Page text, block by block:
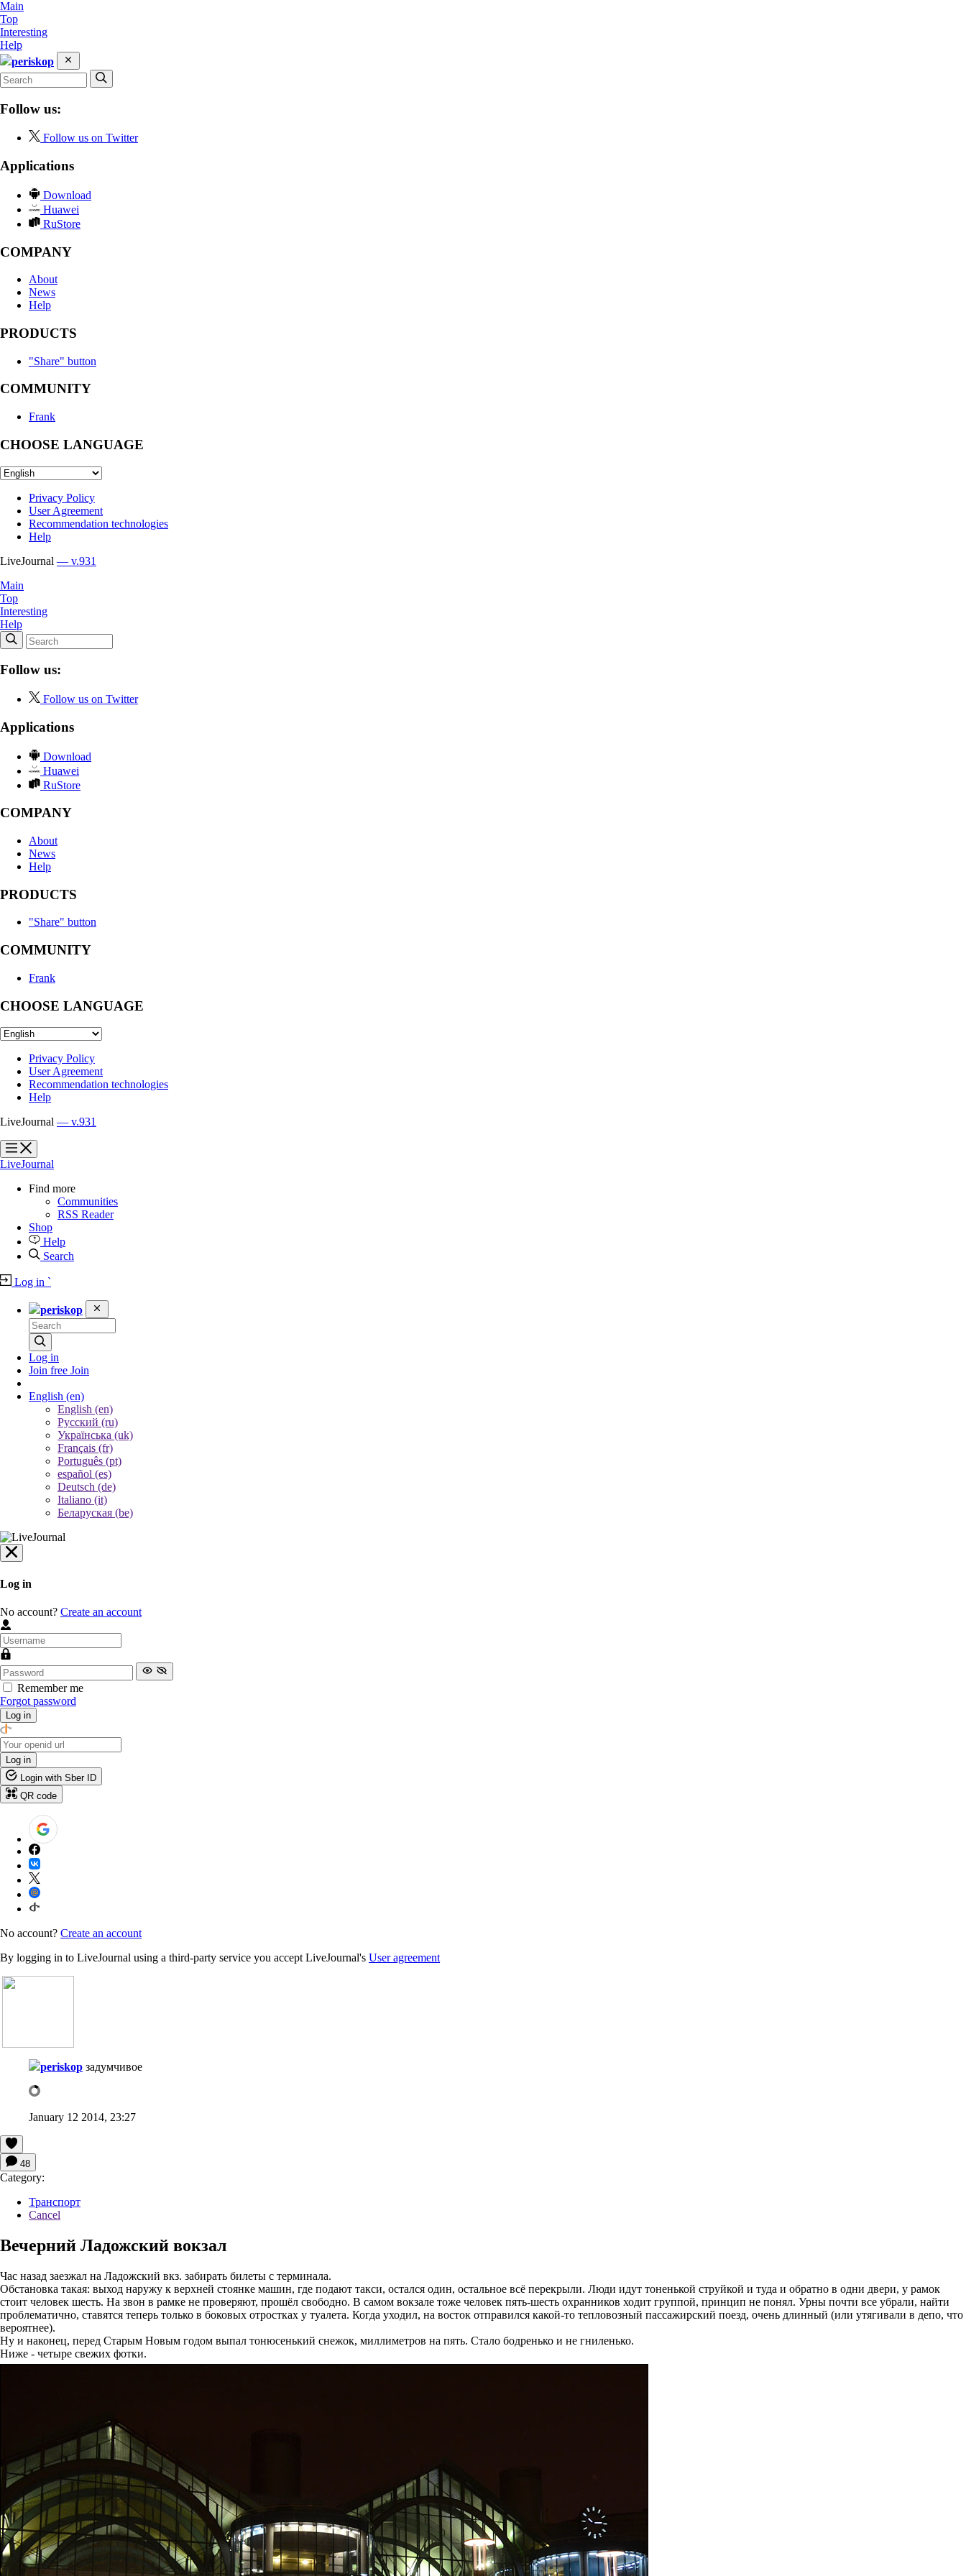
Main
Top
Interesting
Help
periskop
Follow us:
Follow us on Twitter
Applications
Download
Huawei
RuStore
COMPANY
About
News
Help
PRODUCTS
"Share" button
COMMUNITY
Frank
CHOOSE LANGUAGE
Privacy Policy
User Agreement
Recommendation technologies
Help
LiveJournal — v.931
Main
Top
Interesting
Help
Follow us:
Follow us on Twitter
Applications
Download
Huawei
RuStore
COMPANY
About
News
Help
PRODUCTS
"Share" button
COMMUNITY
Frank
CHOOSE LANGUAGE
Privacy Policy
User Agreement
Recommendation technologies
Help
LiveJournal — v.931
?
?
LiveJournal
Find more
Communities
RSS Reader
Shop
Help
Search
Log in `
periskop
Log in
Join free Join
English (en)
English (en)
Русский (ru)
Українська (uk)
Français (fr)
Português (pt)
español (es)
Deutsch (de)
Italiano (it)
Беларуская (be)
Log in
No account? Create an account
Remember me
Forgot password
Log in
Log in
Login with Sber ID
QR code
No account? Create an account
By logging in to LiveJournal using a third-party service you accept LiveJournal's User agreement
periskop задумчивое
January 12 2014, 23:27
48
Category:
Транспорт
Cancel
Вечерний Ладожский вокзал
Час назад заезжал на Ладожский вкз. забирать билеты с терминала.
Обстановка такая: выход наружу к верхней стоянке машин, где подают такси, остался один, остальное всё перекрыли. Люди идут тоненькой струйкой и туда и обратно в одни двери, у рамок
стоит человек шесть. На звон в рамке не проверяют, прошёл свободно. В самом вокзале тоже человек пять-шесть охранников ходит группой, принцип не понял. Урны почти все убрали, найти
проблематично, ставятся теперь только в боковых отростках у туалета. Когда уходил, на восток отправился какой-то тепловозный пассажирский поезд, очень длинный (или утягивали в депо, что
вероятнее).
Ну и наконец, перед Старым Новым годом выпал тонюсенький снежок, миллиметров на пять. Стало бодренько и не гниленько.
Ниже - четыре свежих фотки.